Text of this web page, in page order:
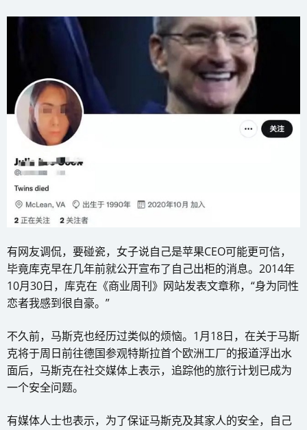
有网友调侃，要碰瓷，女子说自己是苹果CEO可能更可信，
毕竟库克早在几年前就公开宣布了自己出柜的消息。2014年
10月30日，库克在《商业周刊》网站发表文章称，“身为同性
恋者我感到很自豪。”
不久前，马斯克也经历过类似的烦恼。1月18日，在关于马斯
克将于周日前往德国参观特斯拉首个欧洲工厂的报道浮出水
面后，马斯克在社交媒体上表示，追踪他的旅行计划已成为
一个安全问题。
有媒体人士也表示，为了保证马斯克及其家人的安全，自己